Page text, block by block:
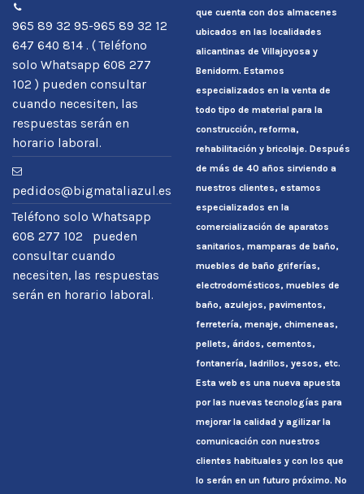
965 89 32 95-965 89 32 12
647 640 814 . ( Teléfono
solo Whatsapp 608 277
102 ) pueden consultar
cuando necesiten, las
respuestas serán en
horario laboral.
pedidos@bigmataliazul.es
Teléfono solo Whatsapp
608 277 102 pueden
consultar cuando
necesiten, las respuestas
serán en horario laboral.
que cuenta con dos almacenes
ubicados en las localidades
alicantinas de Villajoyosa y
Benidorm. Estamos
especializados en la venta de
todo tipo de material para la
construcción, reforma,
rehabilitación y bricolaje. Después
de más de 40 años sirviendo a
nuestros clientes, estamos
especializados en la
comercialización de aparatos
sanitarios, mamparas de baño,
muebles de baño griferías,
electrodomésticos, muebles de
baño, azulejos, pavimentos,
ferretería, menaje, chimeneas,
pellets, áridos, cementos,
fontanería, ladrillos, yesos, etc.
Esta web es una nueva apuesta
por las nuevas tecnologías para
mejorar la calidad y agilizar la
comunicación con nuestros
clientes habituales y con los que
lo serán en un futuro próximo. No